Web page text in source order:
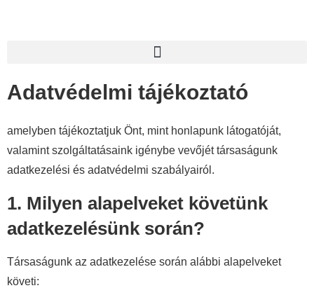
Adatvédelmi tájékoztató
amelyben tájékoztatjuk Önt, mint honlapunk látogatóját,
valamint szolgáltatásaink igénybe vevőjét társaságunk
adatkezelési és adatvédelmi szabályairól.
1. Milyen alapelveket követünk
adatkezelésünk során?
Társaságunk az adatkezelése során alábbi alapelveket
követi: